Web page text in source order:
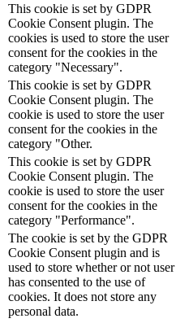
This cookie is set by GDPR
Cookie Consent plugin. The
cookies is used to store the user
consent for the cookies in the
category "Necessary".
This cookie is set by GDPR
Cookie Consent plugin. The
cookie is used to store the user
consent for the cookies in the
category "Other.
This cookie is set by GDPR
Cookie Consent plugin. The
cookie is used to store the user
consent for the cookies in the
category "Performance".
The cookie is set by the GDPR
Cookie Consent plugin and is
used to store whether or not user
has consented to the use of
cookies. It does not store any
personal data.